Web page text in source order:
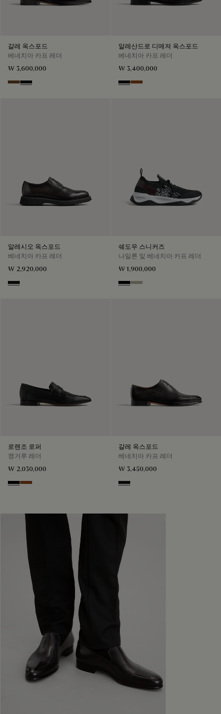
갈레 옥스포드
베네치아 카프 레더
₩ 3,600,000
Tobacco Bis
Nero Grigio
알레산드로 디메져 옥스포드
베네치아 카프 레더
₩ 3,400,000
Nero Grigio
Cacao Intenso
알레시오 옥스포드
베네치아 카프 레더
₩ 2,920,000
Nero Grigio
쉐도우 스니커즈
나일론 및 베네치아 카프 레더
₩ 1,900,000
BlackLight Kaki
로렌조 로퍼
캥거루 레더
₩ 2,030,000
NeroTabacco
갈레 옥스포드
베네치아 카프 레더
₩ 3,450,000
Nero Grigio